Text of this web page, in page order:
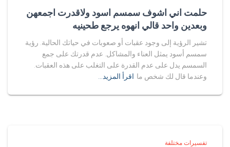
حلمت اني اشوف سمسم اسود ولاقدرت اجمعهن
وبعدين واحد قالي انهوه يرجع طحينيه
تشير الرؤية إلى وجود عقبات أو صعوبات في حياتك الحالية. رؤية
سمسم أسود يمثل العناء والمشاكل. عدم قدرتك على جمع
السمسم يدل على عدم القدرة على التغلب على هذه العقبات.
وعندما قال لك شخص ما اقرأ المزيد…
تفسيرات مختلفة